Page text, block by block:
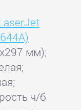
мм);
ч/б